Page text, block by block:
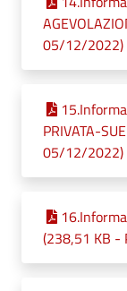
05/12/2022)
PRIVATA-
05/12/2022)
(238,51 KB